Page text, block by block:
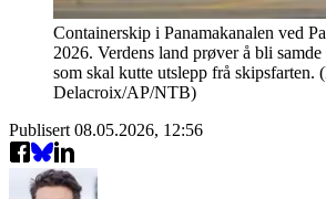
Containerskip i Panamakanalen ved
2026. Verdens land prøver å bli
som skal kutte utslepp frå skipsfarten.
Delacroix/AP/NTB)
Publisert 08.05.2026, 12:56